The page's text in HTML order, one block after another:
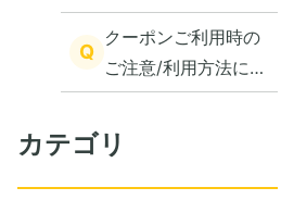
できますか？
Q
クーポンご利用時の
ご注意/利用方法に関
して
カテゴリ